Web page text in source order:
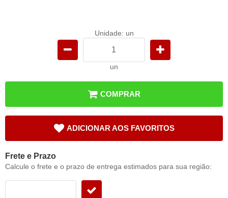
Unidade: un
un
COMPRAR
ADICIONAR AOS FAVORITOS
Frete e Prazo
Calcule o frete e o prazo de entrega estimados para sua região: